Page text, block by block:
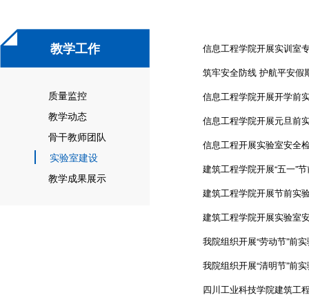
教学工作
质量监控
教学动态
骨干教师团队
实验室建设
教学成果展示
信息工程学院开展实训室
筑牢安全防线 护航平安
信息工程学院开展开学前
信息工程学院开展元旦前
信息工程开展实验室安全
建筑工程学院开展“五一”
建筑工程学院开展节前实
建筑工程学院开展实验室
我院组织开展“劳动节”前
我院组织开展“清明节”前
四川工业科技学院建筑工